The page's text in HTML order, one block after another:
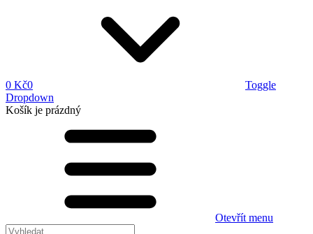
0 Kč0
Toggle
Dropdown
Košík je prázdný
Otevřít menu